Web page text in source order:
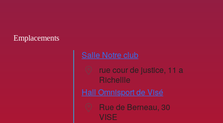
Emplacements
Salle Notre club
rue cour de justice, 11 a
Richellle
Hall Omnisport de Visé
Rue de Berneau, 30
VISE